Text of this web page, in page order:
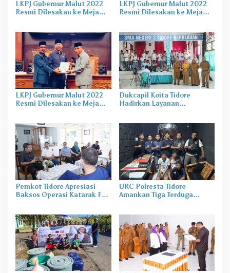
LKPJ Gubernur Malut 2022
Resmi Dilesakan ke Meja
LKPJ Gubernur Malut 2022
Resmi Dilesakan ke Meja
LKPJ Gubernur Malut 2022
Resmi Dilesakan ke Meja
Dukcapil Koita Tidore
Hadirkan Layanan
Pemkot Tidore Apresiasi
Baksos Operasi Katarak FK-
URC Polresta Tidore
Amankan Tiga Terduga